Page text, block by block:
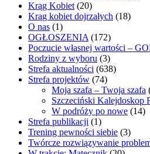
Krąg Kobiet (20)
Krąg kobiet dojrzałych (18)
O nas (1)
OGŁOSZENIA (172)
Poczucie własnej wartości –
Rodziny z wyboru (3)
Strefa aktualności (638)
Strefa projektów (74)
Moja szafa – Twoja szafa
Szczeciński Kalejdoskop
W podróży po nowe (14)
Strefa publikacji (1)
Trening pewności siebie (3)
Twórcze rozwiązywanie